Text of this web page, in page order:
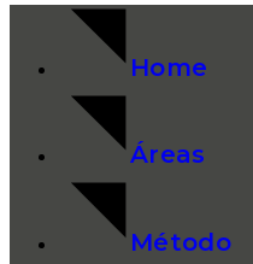
Home
Áreas
Método